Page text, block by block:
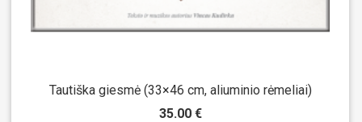
Tautiška giesmė (33×46 cm, aliuminio rėmeliai)
35.00 €